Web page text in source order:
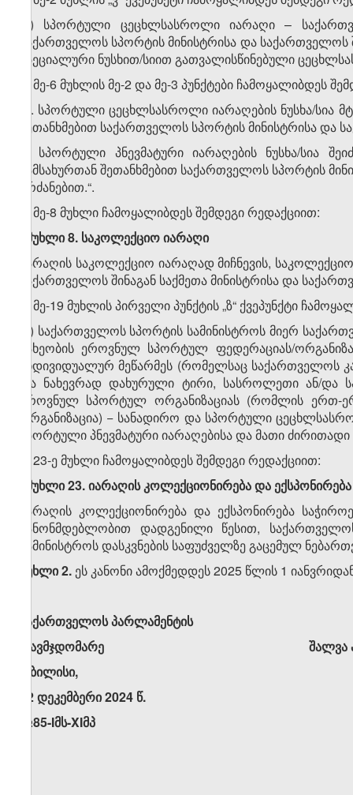
„ვ) სპორტული ცეცხლსასროლი იარაღი –
საქართველოს სპორტის მინისტრისა და
სპეციალური ნუსხით/სიით გათვალისწინებული
2. მე-6 მუხლის მე-2 და მე-3 პუნქტები ჩამოყალიბდეს
„2. სპორტული ცეცხლსასროლი იარაღების ნუსხა/სია
შეთანხმებით საქართველოს სპორტის მინისტრისა და
3. სპორტული პნევმატური იარაღების ნუსხა/სია
სამსახურთან შეთანხმებით საქართველოს სპორტის
ბრძანებით.“.
3. მე-8 მუხლი ჩამოყალიბდეს შემდეგი რედაქციით:
„მუხლი 8. საკოლექციო იარაღი
იარაღის საკოლექციო იარაღად მიჩნევის,
საქართველოს შინაგან საქმეთა მინისტრისა და
4. მე-19 მუხლის პირველი პუნქტის „ზ“ ქვეპუნქტი
„ზ) საქართველოს სპორტის სამინისტროს მიერ
სახეობის ეროვნულ სპორტულ ფედერაციას/
ინდივიდუალურ მეწარმეს (რომელსაც საქართველოს
და ნახევრად დახურული ტირი, სასროლეთი ან/და
ეროვნულ სპორტულ ორგანიზაციას (რომლის ერთ-
ორგანიზაცია) − სანადირო და სპორტული
სპორტული პნევმატური იარაღებისა და მათი ძირითადი
5. 23-ე მუხლი ჩამოყალიბდეს შემდეგი რედაქციით:
„მუხლი 23. იარაღის კოლექციონირება და ექსპონირება
იარაღის კოლექციონირება და ექსპონირება
კანონმდებლობით დადგენილი წესით,
სამინისტროს დასკვნების საფუძველზე გაცემულ
მუხლი 2. ეს კანონი ამოქმედდეს 2025 წლის 1
საქართველოს პარლამენტის
თავმჯდომარე შალვა
თბილისი,
12 დეკემბერი2024 წ.
№85-Iმს-XIმპ